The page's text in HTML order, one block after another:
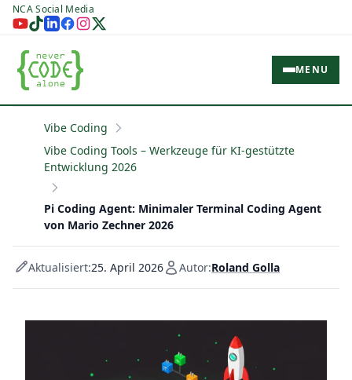
NCA Social Media
MENU
Vibe Coding
Vibe Coding Tools – Werkzeuge für KI-gestützte
Entwicklung 2026
Pi Coding Agent: Minimaler Terminal Coding Agent
von Mario Zechner 2026
Aktualisiert:25. April 2026 Autor:Roland Golla